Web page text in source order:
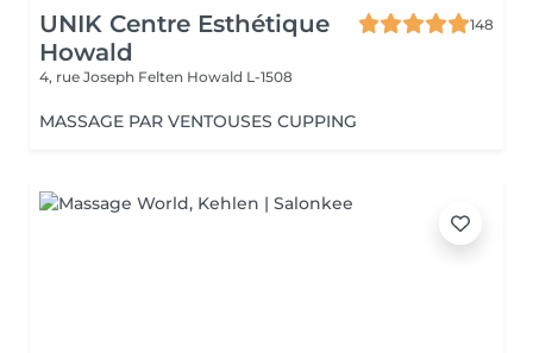
UNIK Centre Esthétique
Howald
148
4, rue Joseph Felten Howald L-1508
MASSAGE PAR VENTOUSES CUPPING